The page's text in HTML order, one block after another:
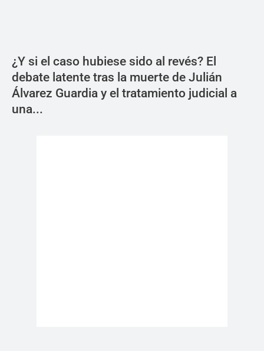
¿Y si el caso hubiese sido al revés? El
debate latente tras la muerte de Julián
Álvarez Guardia y el tratamiento judicial a
una...